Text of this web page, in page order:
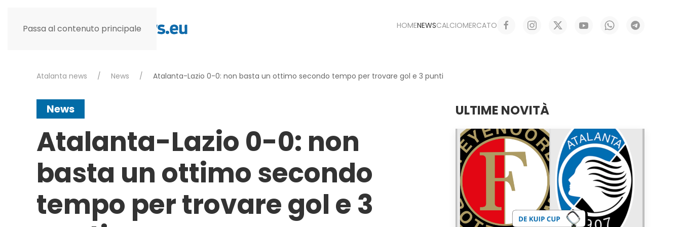
Passa al contenuto principale HOMENEWSCALCIOMERCATO
Atalanta news News Atalanta-Lazio 0-0: non basta un ottimo secondo tempo per trovare gol e 3 punti
News
Atalanta-Lazio 0-0: non
basta un ottimo secondo
tempo per trovare gol e 3
ULTIME NOVITÀ